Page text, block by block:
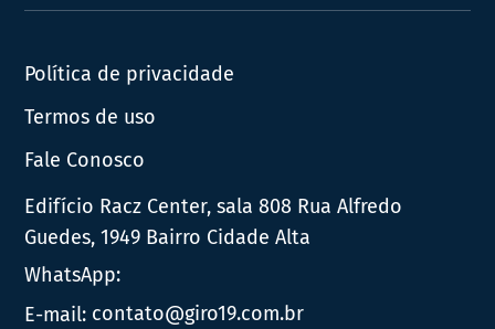
Política de privacidade
Termos de uso
Fale Conosco
Edifício Racz Center, sala 808 Rua Alfredo
Guedes, 1949 Bairro Cidade Alta
WhatsApp:
E-mail: contato@giro19.com.br